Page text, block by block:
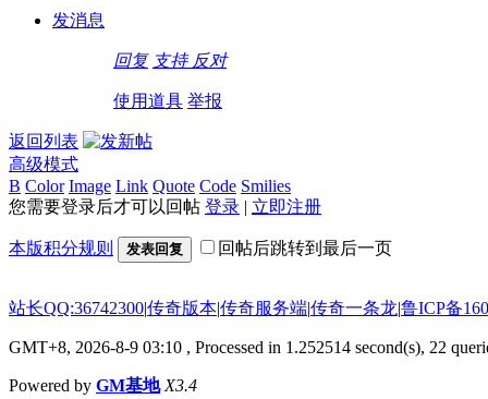
发消息
回复 支持 反对
使用道具 举报
返回列表
高级模式
B Color Image Link Quote Code Smilies
您需要登录后才可以回帖 登录 | 立即注册
本版积分规则 发表回复 回帖后跳转到最后一页
站长QQ:36742300|传奇版本|传奇服务端|传奇一条龙|鲁ICP备
GMT+8, 2026-8-9 03:10 , Processed in 1.252514 second(s), 22
Powered by GM基地 X3.4